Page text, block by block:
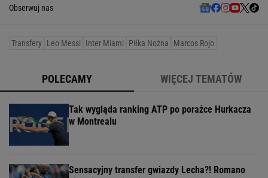
Obserwuj nas
Transfery Leo Messi Inter Miami Piłka Nożna Marcos Rojo
POLECAMY WIĘCEJ TEMATÓW
Tak wygląda ranking ATP po porażce Hurkacza
w Montrealu
Sensacyjny transfer gwiazdy Lecha?! Romano